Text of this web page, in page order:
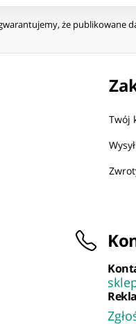
że publikowane
Twój